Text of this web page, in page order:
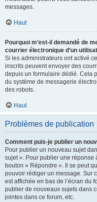
messages.
Haut
Pourquoi m’est-il demandé de
courrier électronique d’un
Si les administrateurs ont activé
inscrits peuvent envoyer des
depuis un formulaire dédié. Cela
du système de messagerie
des robots.
Haut
Problèmes de publication
Comment puis-je publier un
Pour publier un nouveau sujet
sujet ». Pour publier une réponse
bouton « Répondre ». Il se peut
pouvoir rédiger un message. Sur
est affichée en bas de l’écran du
publier de nouveaux sujets dans
jointes dans ce forum, etc.